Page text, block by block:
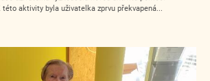
této aktivity byla uživatelka zprvu překvapená...